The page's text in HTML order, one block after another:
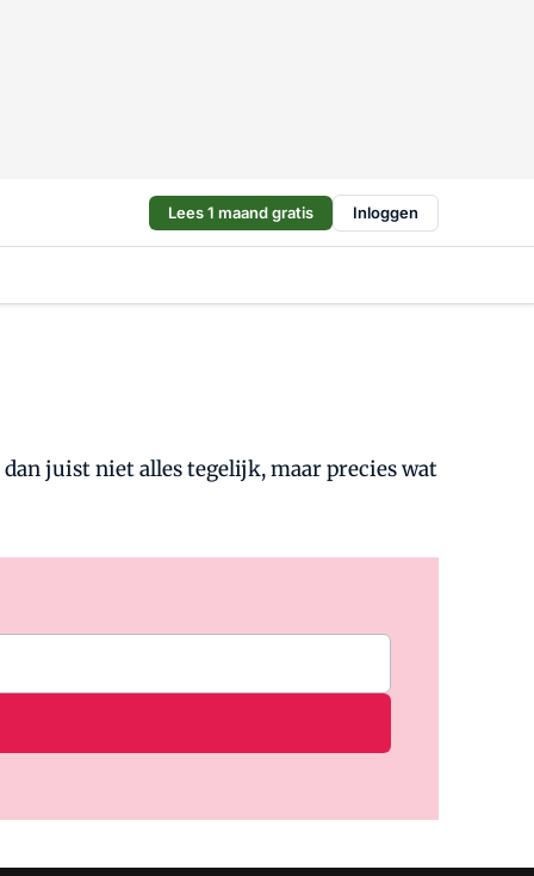
Lees 1 maand gratis Inloggen
juist niet alles tegelijk, maar precies wat